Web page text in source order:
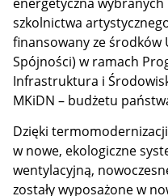
szkolnictwa
finansowany ze środków
Spójności) w ramach
Infrastruktura i
MKiDN – budżetu
Dzięki
w nowe, ekologiczne
wentylacyjną,
zostały wyposażone w